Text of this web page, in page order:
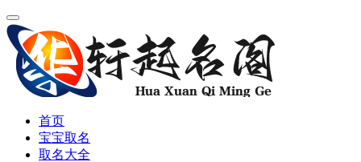
首页
宝宝取名
取名大全